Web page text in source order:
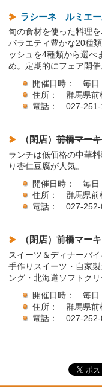
ラシーネ ルミエ
旬の食材を使った料理
バラエティ豊かな20種
ッシュを4種類から選べ
め。定期的にフェア開催
開催日時： 毎
住所： 群馬県前
電話： 027-251-
（閉店） 前橋マー
ランチは低価格の中華
り杏仁豆腐が人気。
開催日時： 毎
住所： 群馬県前
電話： 027-252-
（閉店） 前橋マー
スイーツ＆ディナーバ
手作りスイーツ・自家
ング・北海道ソフトク
開催日時： 毎
住所： 群馬県前
電話： 027-252-